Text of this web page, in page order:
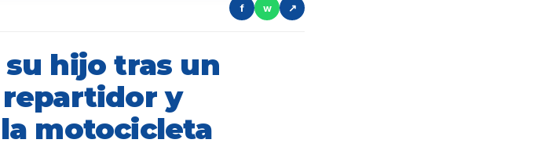
f w ↗
hijo tras un
y
motocicleta